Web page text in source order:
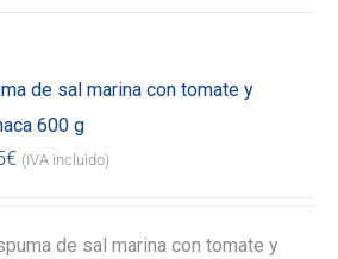
de sal marina con tomate y
600 g
€ (IVA incluido)
de sal marina con tomate y